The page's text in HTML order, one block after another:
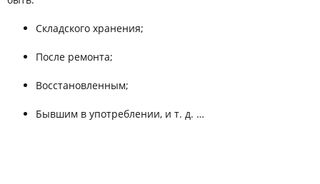
Складского хранения;
После ремонта;
Восстановленным;
Бывшим в употреблении, и т. д. …